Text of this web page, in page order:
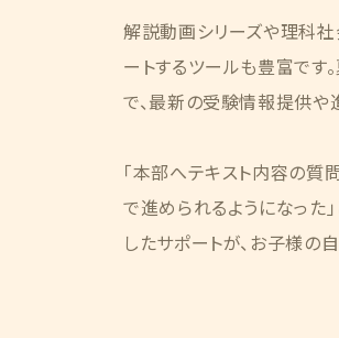
解説動画シリーズや理科社
ートするツールも豊富で
で、最新の受験情報提供や
「本部へテキスト内容の質
で進められるようになった
したサポートが、お子様の